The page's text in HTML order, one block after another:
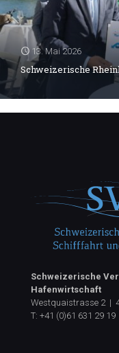
13. Mai 2026
Schweizerische
Schweizerische
Hafenwirtschaft
Westquaistrasse 2 |
T: +41 (0)61 631 29 19